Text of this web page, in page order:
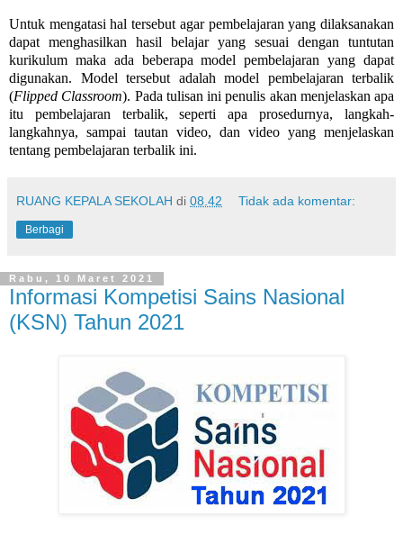
Untuk mengatasi hal tersebut agar pembelajaran yang dilaksanakan
dapat menghasilkan hasil belajar yang sesuai dengan tuntutan
kurikulum maka ada beberapa model pembelajaran yang dapat
digunakan. Model tersebut adalah model pembelajaran terbalik
(Flipped Classroom). Pada tulisan ini penulis akan menjelaskan apa
itu pembelajaran terbalik, seperti apa prosedurnya, langkah-
langkahnya, sampai tautan video, dan video yang menjelaskan
tentang pembelajaran terbalik ini.
RUANG KEPALA SEKOLAH di 08.42 Tidak ada komentar:
Berbagi
Rabu, 10 Maret 2021
Informasi Kompetisi Sains Nasional
(KSN) Tahun 2021